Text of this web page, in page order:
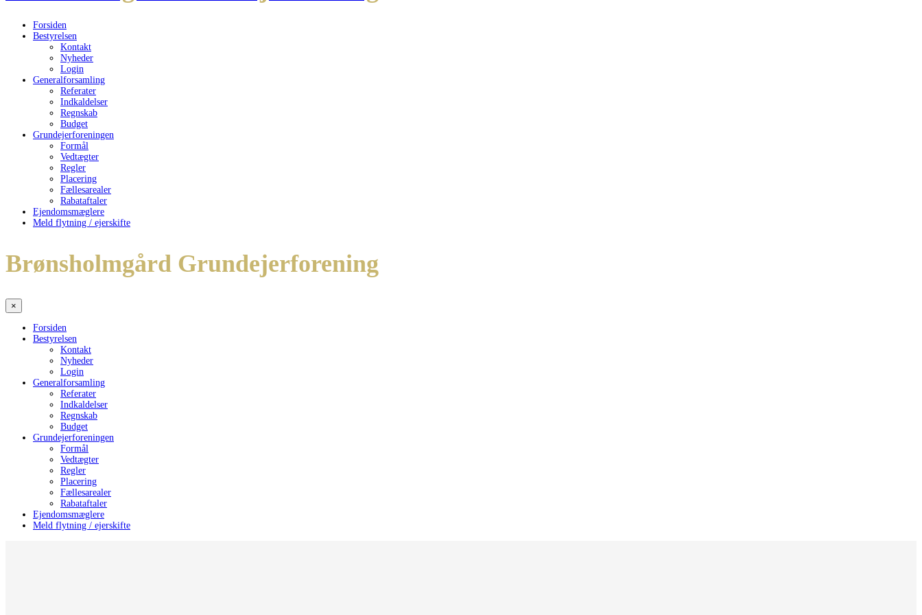
Forsiden
Bestyrelsen
Kontakt
Nyheder
Login
Generalforsamling
Referater
Indkaldelser
Regnskab
Budget
Grundejerforeningen
Formål
Vedtægter
Regler
Placering
Fællesarealer
Rabataftaler
Ejendomsmæglere
Meld flytning / ejerskifte
Brønsholmgård Grundejerforening
×
Forsiden
Bestyrelsen
Kontakt
Nyheder
Login
Generalforsamling
Referater
Indkaldelser
Regnskab
Budget
Grundejerforeningen
Formål
Vedtægter
Regler
Placering
Fællesarealer
Rabataftaler
Ejendomsmæglere
Meld flytning / ejerskifte